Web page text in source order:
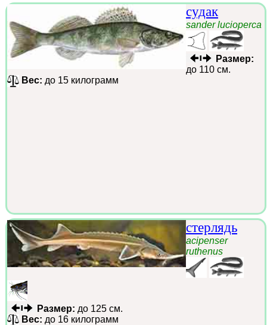
судак
sander lucioperca
Размер:
до 110 см.
Вес: до 15 килограмм
стерлядь
acipenser
ruthenus
Размер: до 125 см.
Вес: до 16 килограмм